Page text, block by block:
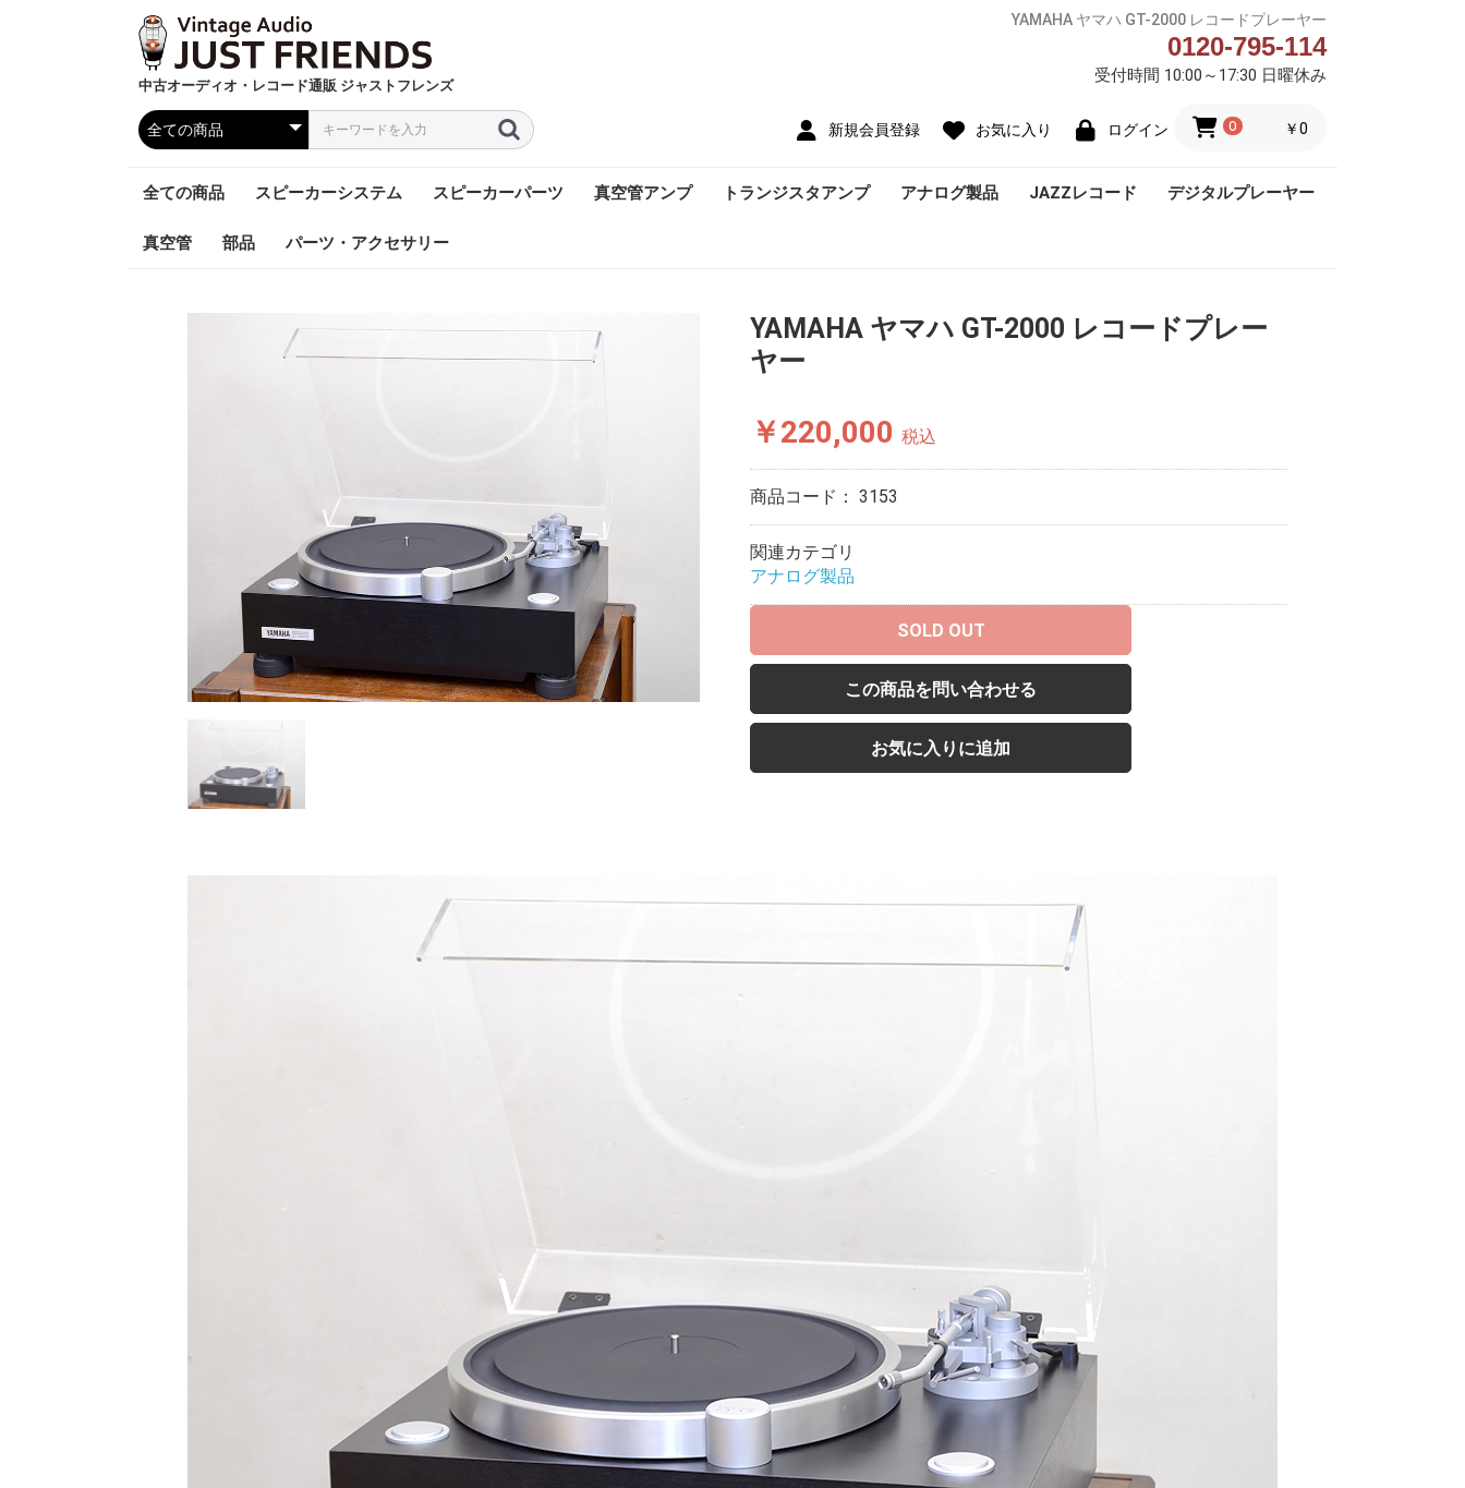
中古オーディオ・レコード通販 ジャストフレンズ
YAMAHA ヤマハ GT-2000 レコードプレーヤー
0120-795-114
受付時間 10:00～17:30 日曜休み
新規会員登録 お気に入り ログイン 0 ￥0
全ての商品 スピーカーシステム スピーカーパーツ 真空管アンプ トランジスタアンプ アナログ製品 JAZZレコード デジタルプレーヤー
真空管 部品 パーツ・アクセサリー
YAMAHA ヤマハ GT-2000 レコードプレー
ヤー
￥220,000 税込
商品コード： 3153
関連カテゴリ
アナログ製品
SOLD OUT
この商品を問い合わせる
お気に入りに追加